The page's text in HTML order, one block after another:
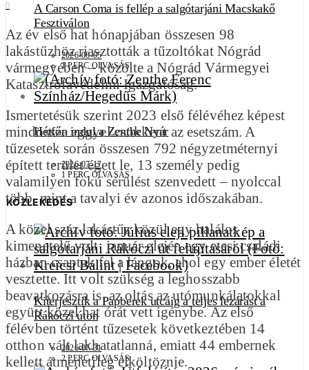
A Carson Coma is fellép a salgótarjáni Macskakő
Fesztiválon
2026-08-05
1 PERC OLVASÁS
Hétfőn indul a Zenthe Nyár
2026-07-17
1 PERC OLVASÁS
KÖZLEKEDÉS
Kiterjesztik a Papberek utcáig a teljes lezárást a
Rákóczi úton
2026-07-31
2 PERC OLVASÁS
0
Az év első hat hónapjában összesen 98
lakástűzhöz riasztották a tűzoltókat Nógrád
vármegyében – közölte a Nógrád Vármegyei
Katasztrófavédelmi Igazgatóság.
Ismertetésük szerint 2023 első félévéhez képest
mindössze eggyel csökkent az esetszám. A
tűzesetek során összesen 792 négyzetméternyi
épített terület égett le, 13 személy pedig
valamilyen fokú sérülést szenvedett – nyolccal
több, mint a tavalyi év azonos időszakában.
A közel száz lakástűz közül egy halálos
kimenetelű volt: január elején egy etesi családi
házban csaptak fel a lángok, ahol egy ember életét
vesztette. Itt volt szükség a leghosszabb
beavatkozásra is, az oltás az utómunkálatokkal
együtt közel hat órát vett igénybe. Az első
félévben történt tűzesetek következtében 14
otthon vált lakhatatlanná, emiatt 44 embernek
kellett átmenetileg elköltöznie.